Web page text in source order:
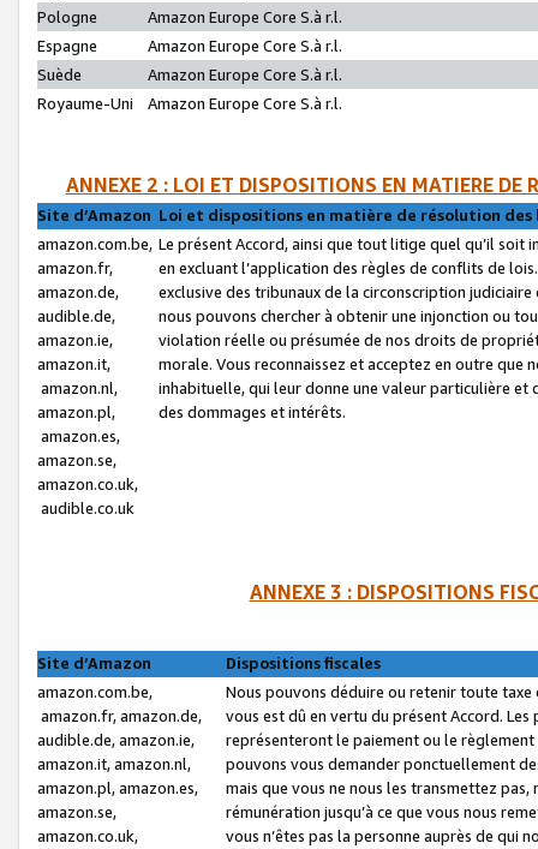
Pologne
Amazon Europe Core S.à r.l.
Espagne
Amazon Europe Core S.à r.l.
Suède
Amazon Europe Core S.à r.l.
Royaume-Uni
Amazon Europe Core S.à r.l.
ANNEXE 2 : LOI ET DISPOSITIONS EN MATIERE DE
Site d’Amazon Loi et dispositions en matière de résolution
amazon.com.be,
amazon.fr,
amazon.de,
audible.de,
amazon.ie,
amazon.it,
amazon.nl,
amazon.pl,
amazon.es,
amazon.se,
amazon.co.uk,
audible.co.uk
Le présent Accord, ainsi que tout litige quel qu’il soit
en excluant l’application des règles de conflits de
exclusive des tribunaux de la circonscription
nous pouvons chercher à obtenir une injonction ou
violation réelle ou présumée de nos droits de
morale. Vous reconnaissez et acceptez en outre que
inhabituelle, qui leur donne une valeur particulière
des dommages et intérêts.
ANNEXE 3 : DISPOSITIONS
Site d’Amazon
Dispositions fiscales
amazon.com.be,
amazon.fr, amazon.de,
audible.de, amazon.ie,
amazon.it, amazon.nl,
amazon.pl, amazon.es,
amazon.se,
amazon.co.uk,
Nous pouvons déduire ou retenir toute
vous est dû en vertu du présent Accord.
représenteront le paiement ou le
pouvons vous demander ponctuellement
mais que vous ne nous les transmettez
rémunération jusqu’à ce que vous nous
vous n’êtes pas la personne auprès de qui